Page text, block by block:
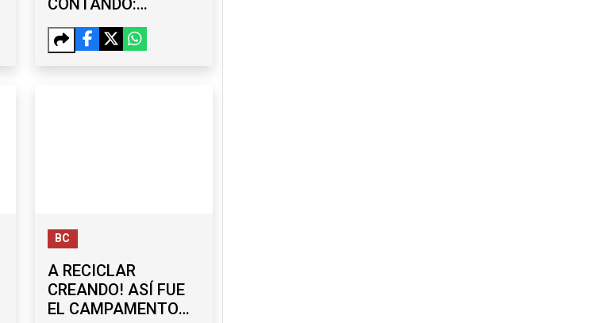
CONTANDO:
AVANZA ‘TIJUANA:
CIUDAD LIMPIA’
BC
A RECICLAR
CREANDO! ASÍ FUE
EL CAMPAMENTO